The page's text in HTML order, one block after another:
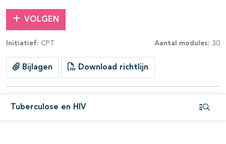
VOLGEN
Initiatief: CPT Aantal modules: 30
Bijlagen Download richtlijn
Tuberculose en HIV